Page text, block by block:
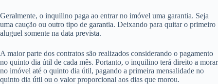
Geralmente, o inquilino paga ao entrar no imóvel uma garantia. Seja
uma caução ou outro tipo de garantia. Deixando para quitar o primeiro
aluguel somente na data prevista.
A maior parte dos contratos são realizados considerando o pagamento
no quinto dia útil de cada mês. Portanto, o inquilino terá direito a morar
no imóvel até o quinto dia útil, pagando a primeira mensalidade no
quinto dia útil ou o valor proporcional aos dias que morou.